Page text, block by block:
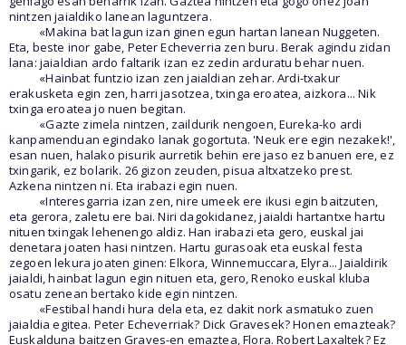
nintzen jaialdiko lanean laguntzera.
«Makina bat lagun izan ginen egun hartan lanean Nuggeten.
Eta, beste inor gabe, Peter Echeverria zen buru. Berak agindu zidan
lana: jaialdian ardo faltarik izan ez zedin arduratu behar nuen.
«Hainbat funtzio izan zen jaialdian zehar. Ardi-txakur
erakusketa egin zen, harri jasotzea, txinga eroatea, aizkora... Nik
txinga eroatea jo nuen begitan.
«Gazte zimela nintzen, zaildurik nengoen, Eureka-ko ardi
kanpamenduan egindako lanak gogortuta. 'Neuk ere egin nezakek!',
esan nuen, halako pisurik aurretik behin ere jaso ez banuen ere, ez
txingarik, ez bolarik. 26 gizon zeuden, pisua altxatzeko prest.
Azkena nintzen ni. Eta irabazi egin nuen.
«Interesgarria izan zen, nire umeek ere ikusi egin baitzuten,
eta gerora, zaletu ere bai. Niri dagokidanez, jaialdi hartantxe hartu
nituen txingak lehenengo aldiz. Han irabazi eta gero, euskal jai
denetara joaten hasi nintzen. Hartu gurasoak eta euskal festa
zegoen lekura joaten ginen: Elkora, Winnemuccara, Elyra... Jaialdirik
jaialdi, hainbat lagun egin nituen eta, gero, Renoko euskal kluba
osatu zenean bertako kide egin nintzen.
«Festibal handi hura dela eta, ez dakit nork asmatuko zuen
jaialdia egitea. Peter Echeverriak? Dick Gravesek? Honen emazteak?
Euskalduna baitzen Graves-en emaztea, Flora. Robert Laxaltek? Ez